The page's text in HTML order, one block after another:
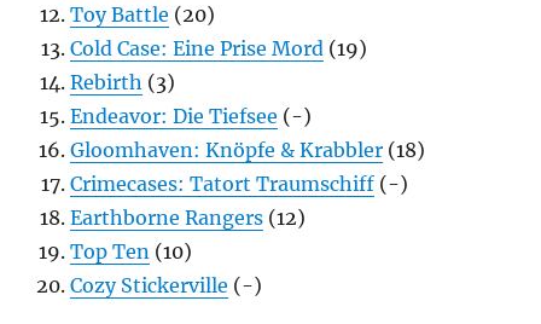
Toy Battle (20)
Cold Case: Eine Prise Mord (19)
Rebirth (3)
Endeavor: Die Tiefsee (-)
Gloomhaven: Knöpfe & Krabbler (18)
Crimecases: Tatort Traumschiff (-)
Earthborne Rangers (12)
Top Ten (10)
Cozy Stickerville (-)